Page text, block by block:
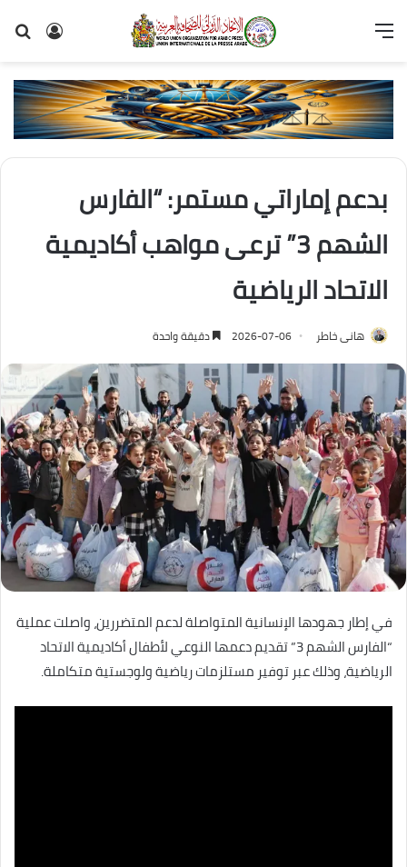
تسجيل
القائمة
بدعم إماراتي مستمر: “الفارس
الشهم 3” ترعى مواهب أكاديمية
الاتحاد الرياضية
هانى خاطر 2026-07-06 دقيقة واحدة
في إطار جهودها الإنسانية المتواصلة لدعم المتضررين، واصلت عملية
“الفارس الشهم 3” تقديم دعمها النوعي لأطفال أكاديمية الاتحاد
الرياضية، وذلك عبر توفير مستلزمات رياضية ولوجستية متكاملة.